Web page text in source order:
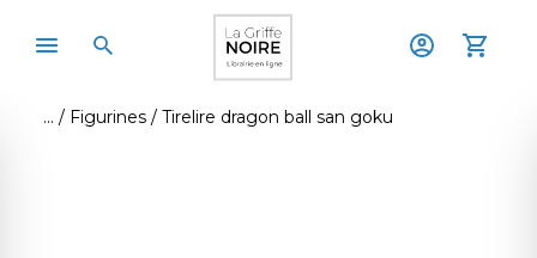
Figurines Tirelire dragon ball san goku